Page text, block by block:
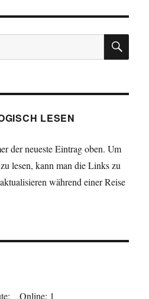
LESEN
der neueste Eintrag oben. Um
lesen, kann man die Links zu
während einer Reise
Online: 1